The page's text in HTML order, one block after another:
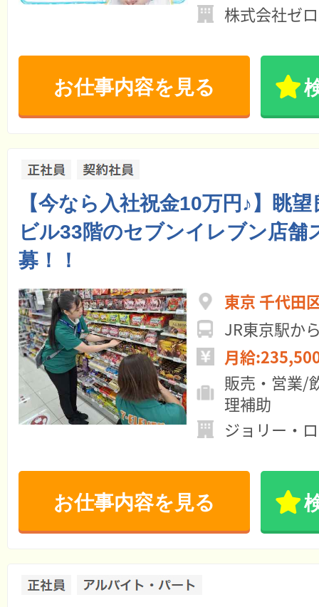
株式会社ゼ
お仕事内容を見る
【今なら入社祝金10万円♪】眺
ビル33階のセブンイレブン店舗
募！！
東京 千代田
JR東京駅か
月給
販売・営業/
理補助
ジョリー・
お仕事内容を見る